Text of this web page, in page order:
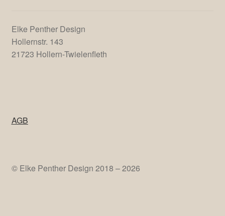
Elke Penther Design
Hollernstr. 143
21723 Hollern-Twielenfleth
AGB
© Elke Penther Design 2018 – 2026